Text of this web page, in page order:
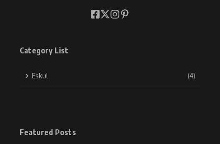
Category List
Eskul (4)
Featured Posts